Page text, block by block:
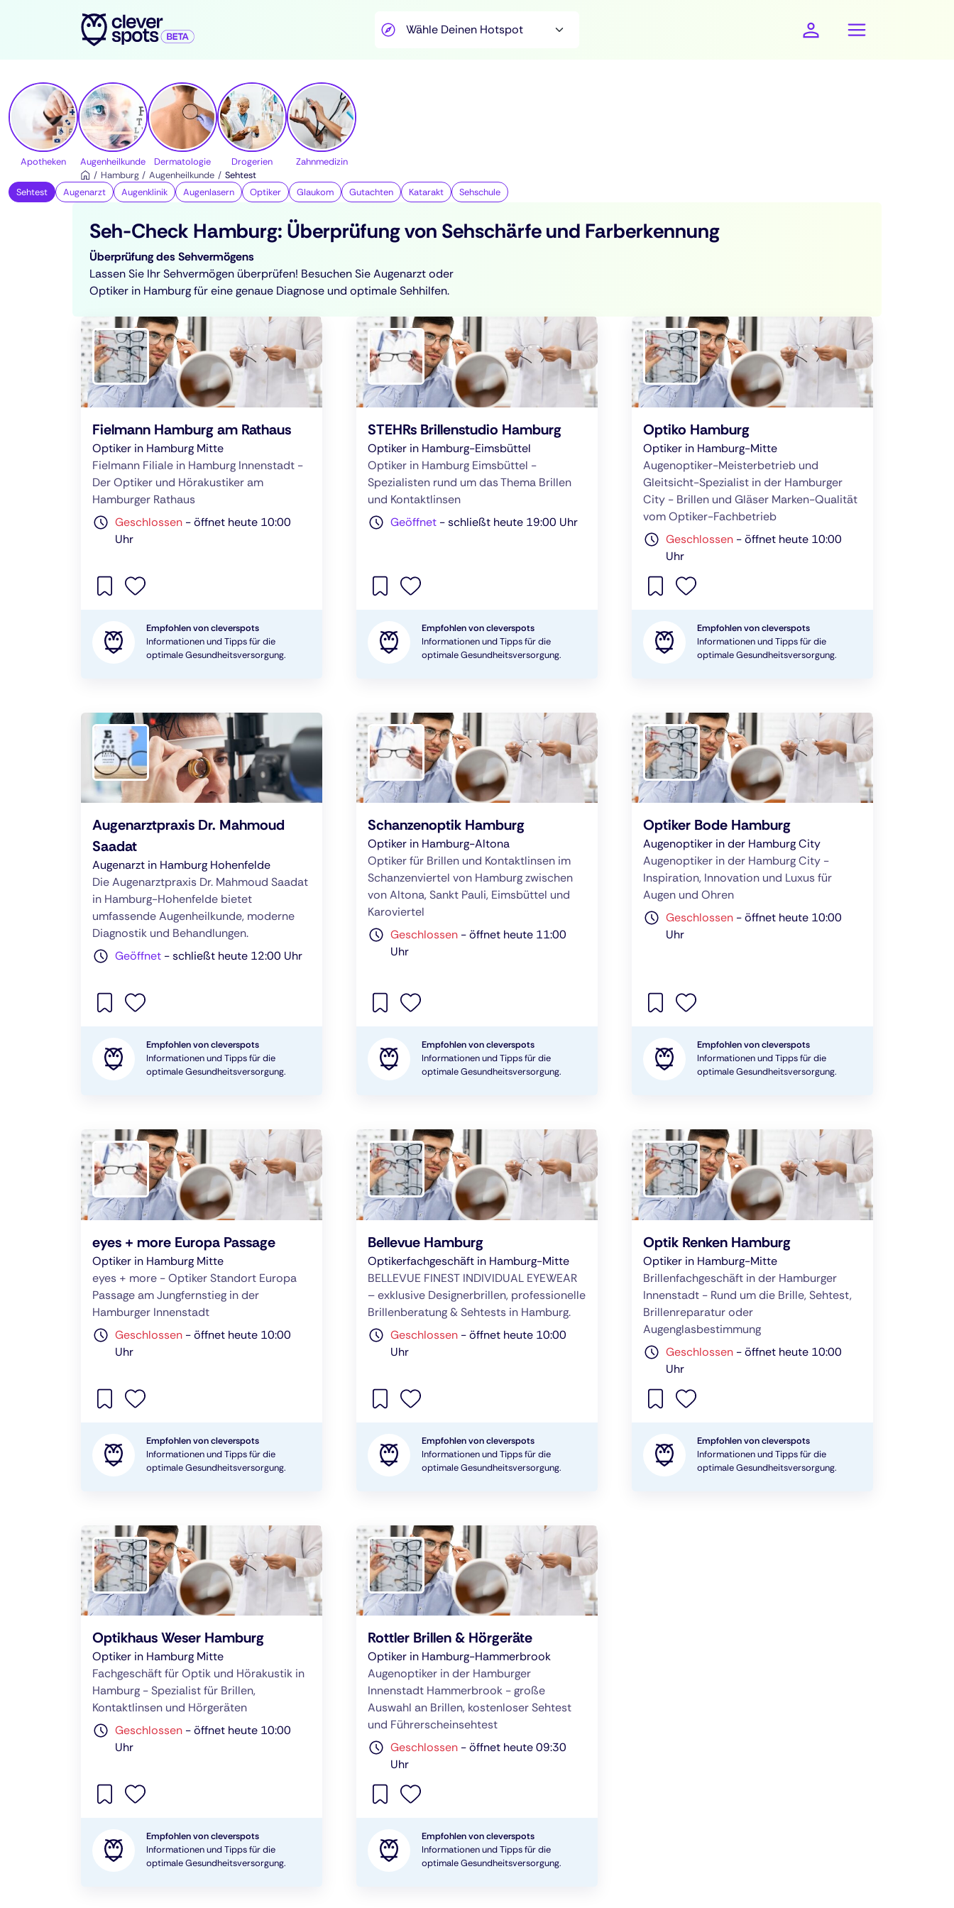
cleverspots - Gesundheit
Apotheken Augenheilkunde Dermatologie Drogerien
Zahnmedizin
Hamburg
Augenheilkunde
Sehtest
Sehtest
Augenarzt Augenklinik Augenlasern Optiker Glaukom Gutachten Katarakt Sehschule
Seh-Check Hamburg: Überprüfung von Sehschärfe und Farberkennung
Überprüfung des Sehvermögens
Lassen Sie Ihr Sehvermögen überprüfen! Besuchen Sie Augenarzt oder
Optiker in Hamburg für eine genaue Diagnose und optimale Sehhilfen.
Fielmann Hamburg am Rathaus
Optiker in Hamburg Mitte
Fielmann Filiale in Hamburg Innenstadt -
Der Optiker und Hörakustiker am
Hamburger Rathaus
Geschlossen -öffnet heute 10:00
Uhr
Empfohlen von cleverspots
Informationen und Tipps für die
optimale Gesundheitsversorgung.
STEHRs Brillenstudio Hamburg
Optiker in Hamburg-Eimsbüttel
Optiker in Hamburg Eimsbüttel -
Spezialisten rund um das Thema Brillen
und Kontaktlinsen
Geöffnet -schließt heute 19:00 Uhr
Empfohlen von cleverspots
Informationen und Tipps für die
optimale Gesundheitsversorgung.
Optiko Hamburg
Optiker in Hamburg-Mitte
Augenoptiker-Meisterbetrieb und
Gleitsicht-Spezialist in der Hamburger
City - Brillen und Gläser Marken-Qualität
vom Optiker-Fachbetrieb
Geschlossen -öffnet heute 10:00
Uhr
Empfohlen von cleverspots
Informationen und Tipps für die
optimale Gesundheitsversorgung.
Augenarztpraxis Dr. Mahmoud
Saadat
Augenarzt in Hamburg Hohenfelde
Die Augenarztpraxis Dr. Mahmoud Saadat
in Hamburg-Hohenfelde bietet
umfassende Augenheilkunde, moderne
Diagnostik und Behandlungen.
Geöffnet -schließt heute 12:00 Uhr
Empfohlen von cleverspots
Informationen und Tipps für die
optimale Gesundheitsversorgung.
Schanzenoptik Hamburg
Optiker in Hamburg-Altona
Optiker für Brillen und Kontaktlinsen im
Schanzenviertel von Hamburg zwischen
von Altona, Sankt Pauli, Eimsbüttel und
Karoviertel
Geschlossen -öffnet heute 11:00
Uhr
Empfohlen von cleverspots
Informationen und Tipps für die
optimale Gesundheitsversorgung.
Optiker Bode Hamburg
Augenoptiker in der Hamburg City
Augenoptiker in der Hamburg City -
Inspiration, Innovation und Luxus für
Augen und Ohren
Geschlossen -öffnet heute 10:00
Uhr
Empfohlen von cleverspots
Informationen und Tipps für die
optimale Gesundheitsversorgung.
eyes + more Europa Passage
Optiker in Hamburg Mitte
eyes + more - Optiker Standort Europa
Passage am Jungfernstieg in der
Hamburger Innenstadt
Geschlossen -öffnet heute 10:00
Uhr
Empfohlen von cleverspots
Informationen und Tipps für die
optimale Gesundheitsversorgung.
Bellevue Hamburg
Optikerfachgeschäft in Hamburg-Mitte
BELLEVUE FINEST INDIVIDUAL EYEWEAR
– exklusive Designerbrillen, professionelle
Brillenberatung & Sehtests in Hamburg.
Geschlossen -öffnet heute 10:00
Uhr
Empfohlen von cleverspots
Informationen und Tipps für die
optimale Gesundheitsversorgung.
Optik Renken Hamburg
Optiker in Hamburg-Mitte
Brillenfachgeschäft in der Hamburger
Innenstadt - Rund um die Brille, Sehtest,
Brillenreparatur oder
Augenglasbestimmung
Geschlossen -öffnet heute 10:00
Uhr
Empfohlen von cleverspots
Informationen und Tipps für die
optimale Gesundheitsversorgung.
Optikhaus Weser Hamburg
Optiker in Hamburg Mitte
Fachgeschäft für Optik und Hörakustik in
Hamburg - Spezialist für Brillen,
Kontaktlinsen und Hörgeräten
Geschlossen -öffnet heute 10:00
Uhr
Empfohlen von cleverspots
Informationen und Tipps für die
optimale Gesundheitsversorgung.
Rottler Brillen & Hörgeräte
Optiker in Hamburg-Hammerbrook
Augenoptiker in der Hamburger
Innenstadt Hammerbrook - große
Auswahl an Brillen, kostenloser Sehtest
und Führerscheinsehtest
Geschlossen -öffnet heute 09:30
Uhr
Empfohlen von cleverspots
Informationen und Tipps für die
optimale Gesundheitsversorgung.